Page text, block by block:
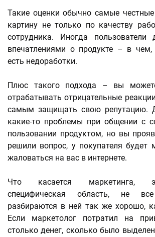
Такие оценки обычно самые
картину не только по качеству
сотрудника. Иногда пользователи
впечатлениями о продукте – в
есть недоработки.
Плюс такого подхода – вы
отрабатывать отрицательные
самым защищать свою репутацию.
какие-то проблемы при общении с
пользовании продуктом, но вы
решили вопрос, у покупателя будет
жаловаться на вас в интернете.
Что касается маркетинга,
специфическая область, не все
разбираются в ней так же хорошо,
Если маркетолог потратил на
столько денег, сколько было